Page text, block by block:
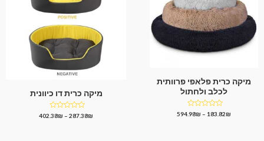
מיקה כרית פלאפי פרוותית
לכלב ולחתול
דורג
183.82₪
–
594.98₪
מיקה כרית דו כיוונית
דורג
287.38₪
–
402.38₪